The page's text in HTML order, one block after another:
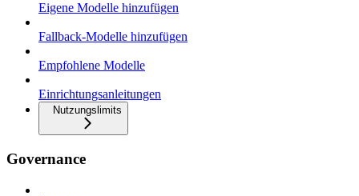
Eigene Modelle hinzufügen
Fallback-Modelle hinzufügen
Empfohlene Modelle
Einrichtungsanleitungen
Nutzungslimits
Governance